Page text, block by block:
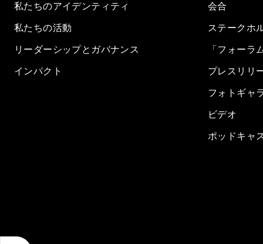
私たちのアイデンティティ
私たちの活動
リーダーシップとガバナンス
インパクト
会合
ステークホ
「フォーラ
プレスリリ
フォトギャ
ビデオ
ポッドキャ